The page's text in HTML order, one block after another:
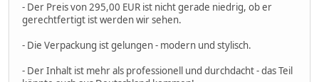
- Der Preis von 295,00 EUR ist nicht gerade niedrig, ob er
gerechtfertigt ist werden wir sehen.
- Die Verpackung ist gelungen - modern und stylisch.
- Der Inhalt ist mehr als professionell und durchdacht - das Teil